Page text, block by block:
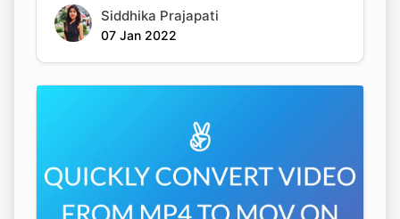
Siddhika Prajapati
07 Jan 2022